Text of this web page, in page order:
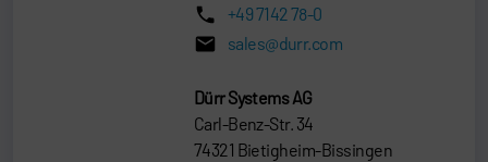
+49 7142 78-0
sales@durr.com
Dürr Systems AG
Carl-Benz-Str. 34
74321 Bietigheim-Bissingen